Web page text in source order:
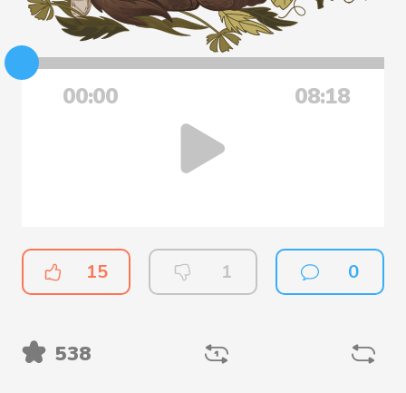
00:00 08:18
15 1 0
538